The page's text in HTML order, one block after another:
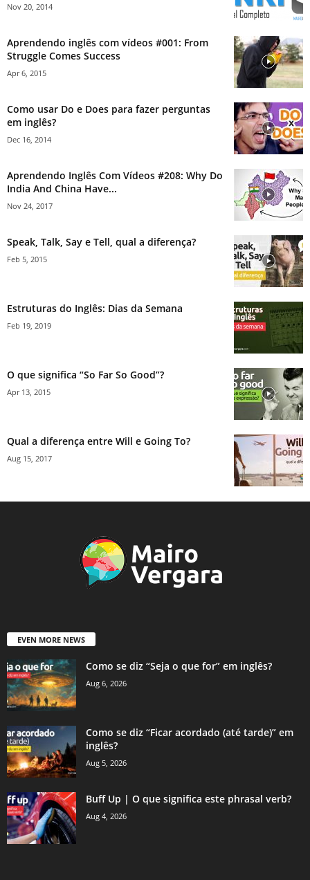
Nov 20, 2014
Aprendendo inglês com vídeos #001: From
Struggle Comes Success
Apr 6, 2015
Como usar Do e Does para fazer perguntas
em inglês?
Dec 16, 2014
Aprendendo Inglês Com Vídeos #208: Why Do
India And China Have...
Nov 24, 2017
Speak, Talk, Say e Tell, qual a diferença?
Feb 5, 2015
Estruturas do Inglês: Dias da Semana
Feb 19, 2019
O que significa “So Far So Good”?
Apr 13, 2015
Qual a diferença entre Will e Going To?
Aug 15, 2017
EVEN MORE NEWS
Como se diz “Seja o que for” em inglês?
Aug 6, 2026
Como se diz “Ficar acordado (até tarde)” em
inglês?
Aug 5, 2026
Buff Up | O que significa este phrasal verb?
Aug 4, 2026